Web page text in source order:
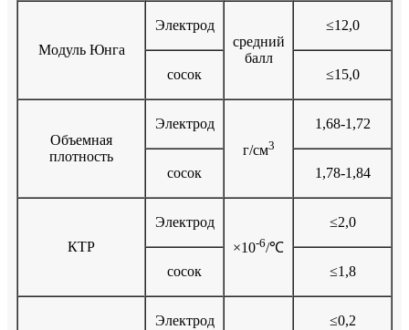
Модуль Юнга
Электрод
средний
балл
≤12,0
сосок ≤15,0
Объемная
плотность
Электрод
г/см3
1,68-1,72
сосок 1,78-1,84
КТР
Электрод
×10-6/℃
≤2,0
сосок ≤1,8
Электрод
≤0,2